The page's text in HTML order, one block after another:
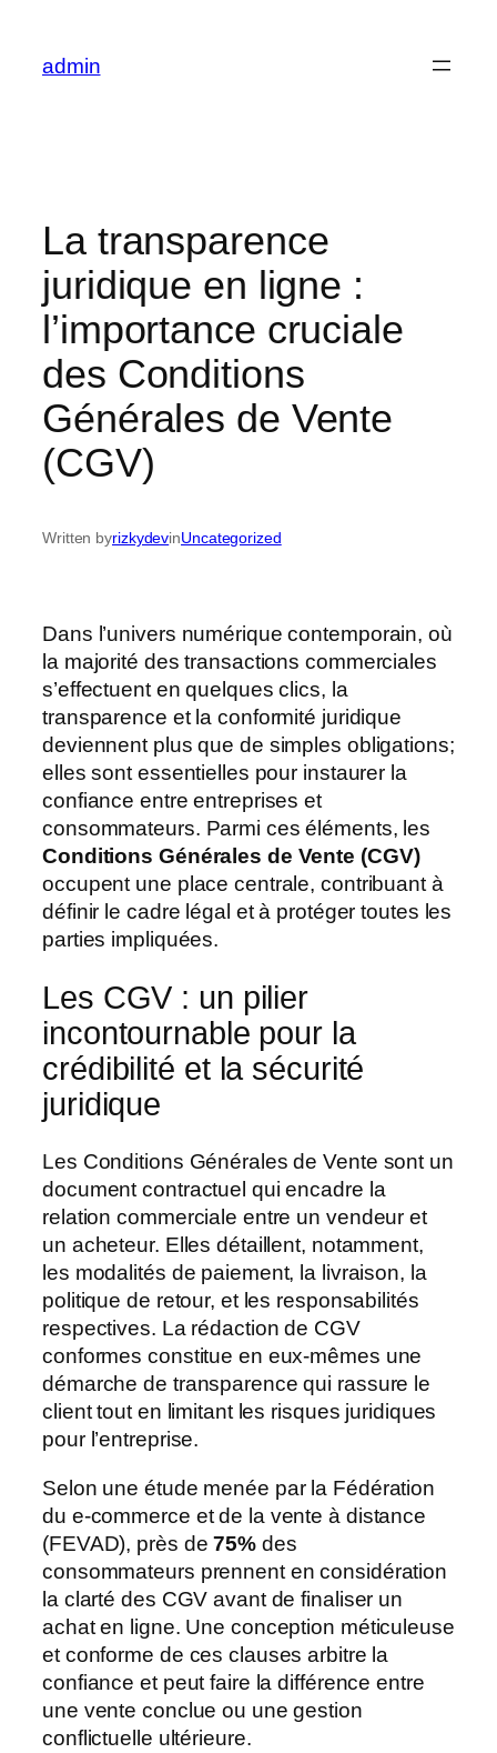
content
admin
La transparence
juridique en ligne :
l’importance cruciale
des Conditions
Générales de Vente
(CGV)
Written byrizkydevinUncategorized
Dans l’univers numérique contemporain, où
la majorité des transactions commerciales
s’effectuent en quelques clics, la
transparence et la conformité juridique
deviennent plus que de simples obligations;
elles sont essentielles pour instaurer la
confiance entre entreprises et
consommateurs. Parmi ces éléments, les
Conditions Générales de Vente (CGV)
occupent une place centrale, contribuant à
définir le cadre légal et à protéger toutes les
parties impliquées.
Les CGV : un pilier
incontournable pour la
crédibilité et la sécurité
juridique
Les Conditions Générales de Vente sont un
document contractuel qui encadre la
relation commerciale entre un vendeur et
un acheteur. Elles détaillent, notamment,
les modalités de paiement, la livraison, la
politique de retour, et les responsabilités
respectives. La rédaction de CGV
conformes constitue en eux-mêmes une
démarche de transparence qui rassure le
client tout en limitant les risques juridiques
pour l’entreprise.
Selon une étude menée par la Fédération
du e-commerce et de la vente à distance
(FEVAD), près de75% des
consommateurs prennent en considération
la clarté des CGV avant de finaliser un
achat en ligne. Une conception méticuleuse
et conforme de ces clauses arbitre la
confiance et peut faire la différence entre
une vente conclue ou une gestion
conflictuelle ultérieure.